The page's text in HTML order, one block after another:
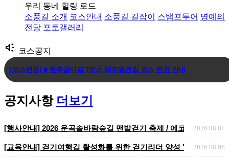
우리 동네 힐링 로드
소풍길 소개 코스안내 소풍길 길잡이 스탬프투어 명예의
전당 포토갤러리
brand_awareness 코스공지
[코스변경] ■ 원주굽이길 7코스 태조왕건길 코스 변경 안내
[코스변경] ■ 원주굽이길 3코스 회촌달맞이길
[임시코스변경] ■ 원주굽이길 18코스 반계리은행나무길 임시노선 및 스
공지사항 더보기
[행사안내] 2026 운곡솔바람숲길 맨발걷기 축제 / 에코힐링 맨발걷
2026.08.07
[교육안내] 걷기여행길 활성화를 위한 걷기리더 양성 "걷기지도자
2026.08.06